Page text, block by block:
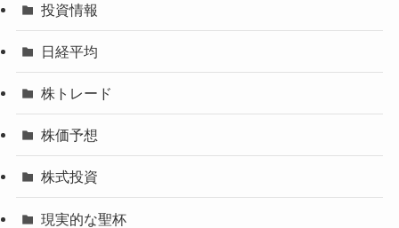
投資情報
日経平均
株トレード
株価予想
株式投資
現実的な聖杯